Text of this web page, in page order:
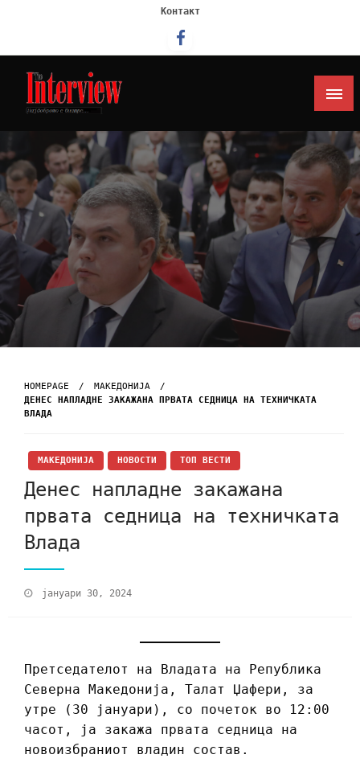
Контакт
Интервју
HOMEPAGE
МАКЕДОНИЈА
ДЕНЕС НАПЛАДНЕ ЗАКАЖАНА ПРВАТА СЕДНИЦА НА ТЕХНИЧКАТА
ВЛАДА
МАКЕДОНИЈА НОВОСТИ ТОП ВЕСТИ
Денес напладне закажана
првата седница на техничката
Влада
јануари 30, 2024
Претседателот на Владата на Република
Северна Македонија, Талат Џафери, за
утре (30 јануари), со почеток во 12:00
часот, ја закажа првата седница на
новоизбраниот владин состав.